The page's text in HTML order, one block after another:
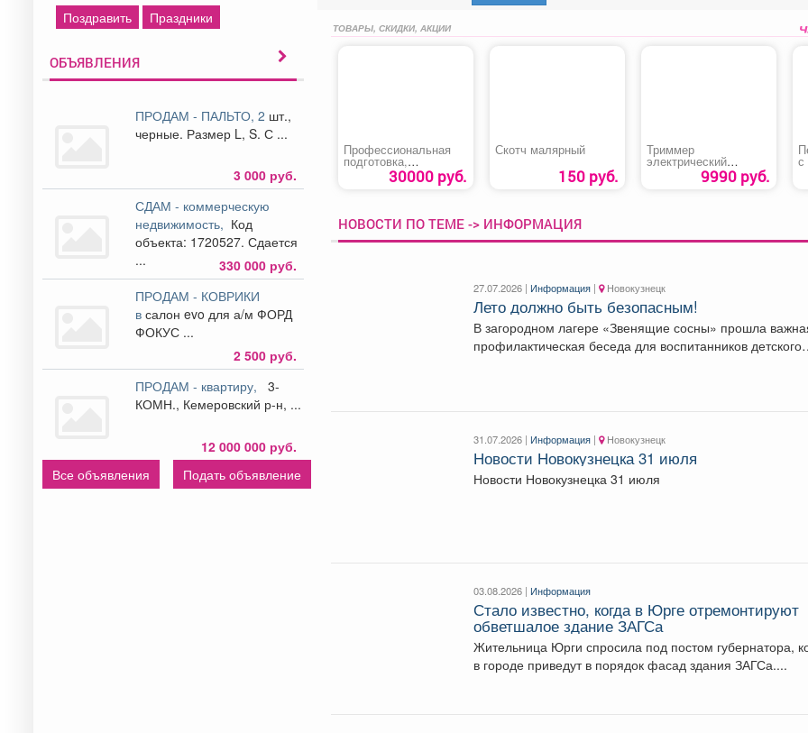
Поздравить
Праздники
ОБЪЯВЛЕНИЯ
ПРОДАМ - ПАЛЬТО, 2 шт.,
черные. Размер L, S. С ...
3 000 руб.
СДАМ - коммерческую
недвижимость, Код
объекта: 1720527. Сдается
...
330 000 руб.
ПРОДАМ - КОВРИКИ
всалон evo для а/м ФОРД
ФОКУС ...
2 500 руб.
ПРОДАМ - квартиру,
3-
КОМН., Кемеровский р-н, ...
12 000 000 руб.
Все объявления
Подать объявление
ТОВАРЫ, СКИДКИ, АКЦИИ
Профессиональная
подготовка,
переподготовка,
повышение
автогрейдера»
30000 руб.
Скотч малярный
150 руб.
Триммер
электрический
«Champion ET1200A»
9990 руб.
с
НОВОСТИ ПО ТЕМЕ -> ИНФОРМАЦИЯ
27.07.2026 | Информация | Новокузнецк
Лето должно быть безопасным!
В загородном лагере «Звенящие сосны» прошла
профилактическая беседа для воспитанников детского
31.07.2026 | Информация | Новокузнецк
Новости Новокузнецка 31 июля
Новости Новокузнецка 31 июля
03.08.2026 | Информация
Стало известно, когда в Юрге отремонтируют
обветшалое здание ЗАГСа
Жительница Юрги спросила под постом губернатора,
в городе приведут в порядок фасад здания ЗАГСа....